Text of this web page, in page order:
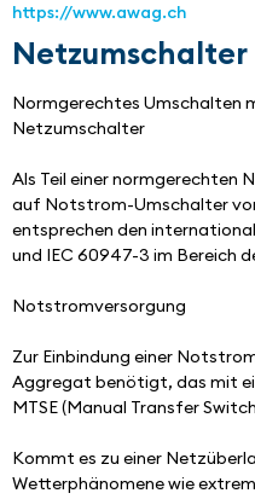
https://www.awag.ch
Netzumschalter
Normgerechtes Umschalten
Netzumschalter
Als Teil einer normgerechten
auf Notstrom-Umschalter
entsprechen den
und IEC 60947-3 im Bereich
Notstromversorgung
Zur Einbindung einer
Aggregat benötigt, das mit
MTSE (Manual Transfer
Kommt es zu einer
Wetterphänomene wie